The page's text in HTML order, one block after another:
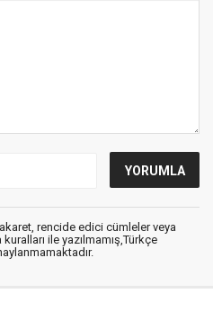
rencide edici cümleler veya
ile yazılmamış,Türkçe